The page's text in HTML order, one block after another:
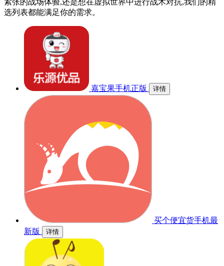
紧张的战场体验,还是想在虚拟世界中进行战术对抗,我们的精
选列表都能满足你的需求。
嘉宝果手机正版 详情
买个便宜货手机最
新版
详情